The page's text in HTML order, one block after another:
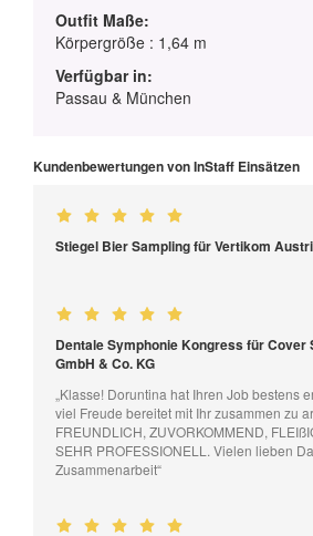
Outfit Maße:
Körpergröße : 1,64 m
Verfügbar in:
Passau & München
Kundenbewertungen von InStaff Einsätzen
Stiegel Bier Sampling für Vertikom
Dentale Symphonie Kongress für Cover
GmbH & Co. KG
„Klasse! Doruntina hat Ihren Job bestens
viel Freude bereitet mit Ihr zusammen zu
FREUNDLICH, ZUVORKOMMEND,
SEHR PROFESSIONELL. Vielen lieben
Zusammenarbeit“